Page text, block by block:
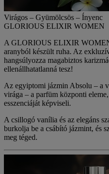
Virágos – Gyümölcsös – Ínyenc
GLORIOUS ELIXIR WOMEN
A GLORIOUS ELIXIR
aranyból készült ruha. Az
hangsúlyozza magabiztos
ellenállhatatlanná tesz!
Az egyiptomi jázmin Absolu – a
virága – a parfüm központi
esszenciáját képviseli.
A csillogó vanília és az elegáns
burkolja be a csábító jázmint, és
meg téged.